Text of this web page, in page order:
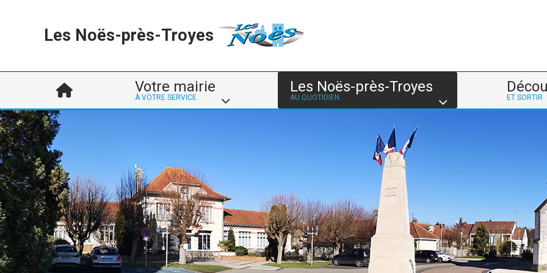
Les Noës-près-Troyes
Votre mairie
À VOTRE SERVICE
Les Noës-près-Troyes
AU QUOTIDIEN ET SORTIR